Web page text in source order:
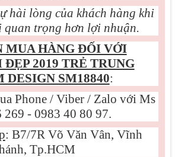
hài lòng của khách hàng khi
quan trọng hơn lợi nhuận.
MUA HÀNG ĐỐI VỚI
ĐẸP 2019 TRẺ TRUNG
SM18840:
Phone / Viber / Zalo với Ms
- 0983 40 80 97.
: B7/7R Võ Văn Vân, Vĩnh
Tp.HCM